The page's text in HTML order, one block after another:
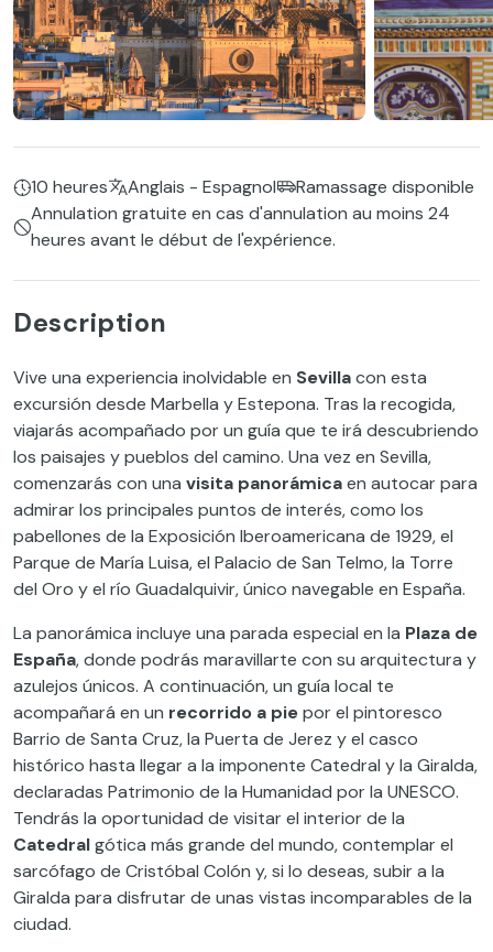
10 heures Anglais - Espagnol
Ramassage disponible
Annulation gratuite en cas d'annulation au moins 24
heures avant le début de l'expérience.
Description
Vive una experiencia inolvidable en Sevillacon esta
excursión desde Marbella y Estepona. Tras la recogida,
viajarás acompañado por un guía que te irá descubriendo
los paisajes y pueblos del camino. Una vez en Sevilla,
comenzarás con una visita panorámicaen autocar para
admirar los principales puntos de interés, como los
pabellones de la Exposición Iberoamericana de 1929, el
Parque de María Luisa, el Palacio de San Telmo, la Torre
del Oro y el río Guadalquivir, único navegable en España.
La panorámica incluye una parada especial en la Plaza de
España, donde podrás maravillarte con su arquitectura y
azulejos únicos. A continuación, un guía local te
acompañará en un recorrido a piepor el pintoresco
Barrio de Santa Cruz, la Puerta de Jerez y el casco
histórico hasta llegar a la imponente Catedral y la Giralda,
declaradas Patrimonio de la Humanidad por la UNESCO.
Tendrás la oportunidad de visitar el interior de la
Catedralgótica más grande del mundo, contemplar el
sarcófago de Cristóbal Colón y, si lo deseas, subir a la
Giralda para disfrutar de unas vistas incomparables de la
ciudad.